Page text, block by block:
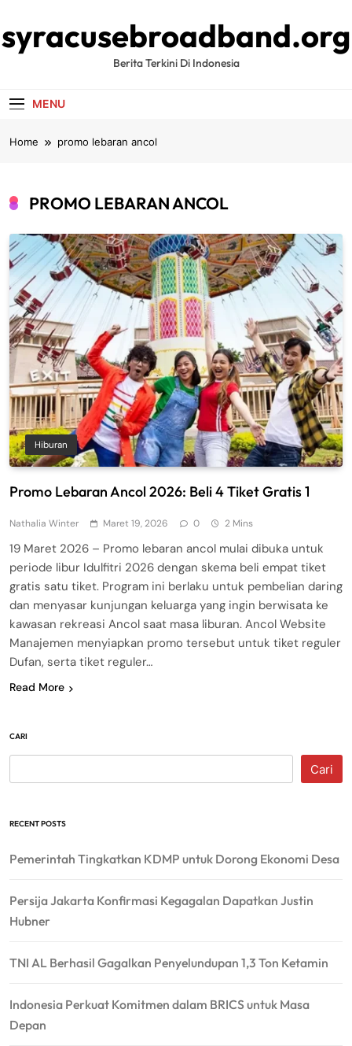
to
content
syracusebroadband.org
Berita Terkini Di Indonesia
MENU
Home promo lebaran ancol
PROMO LEBARAN ANCOL
Hiburan
Promo Lebaran Ancol 2026: Beli 4 Tiket Gratis 1
Nathalia Winter Maret 19, 2026 0 2 Mins
19 Maret 2026 – Promo lebaran ancol mulai dibuka untuk
periode libur Idulfitri 2026 dengan skema beli empat tiket
gratis satu tiket. Program ini berlaku untuk pembelian daring
dan menyasar kunjungan keluarga yang ingin berwisata ke
kawasan rekreasi Ancol saat masa liburan. Ancol Website
Manajemen menyiapkan promo tersebut untuk tiket reguler
Dufan, serta tiket reguler…
Read More
CARI
Cari
RECENT POSTS
Pemerintah Tingkatkan KDMP untuk Dorong Ekonomi Desa
Persija Jakarta Konfirmasi Kegagalan Dapatkan Justin
Hubner
TNI AL Berhasil Gagalkan Penyelundupan 1,3 Ton Ketamin
Indonesia Perkuat Komitmen dalam BRICS untuk Masa
Depan